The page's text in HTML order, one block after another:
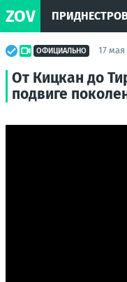
ZOV
ОФИЦИАЛЬНО 17 мая
От Кицкан до
подвиге